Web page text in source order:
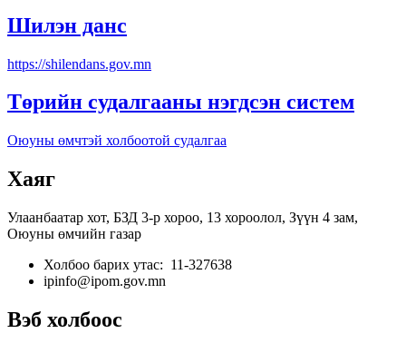
Шилэн данс
https://shilendans.gov.mn
Төрийн судалгааны нэгдсэн систем
Оюуны өмчтэй холбоотой судалгаа
Хаяг
Улаанбаатар хот, БЗД 3-р хороо, 13 хороолол, Зүүн 4 зам,
Оюуны өмчийн газар
Холбоо барих утас: 11-327638
ipinfo@ipom.gov.mn
Вэб холбоос